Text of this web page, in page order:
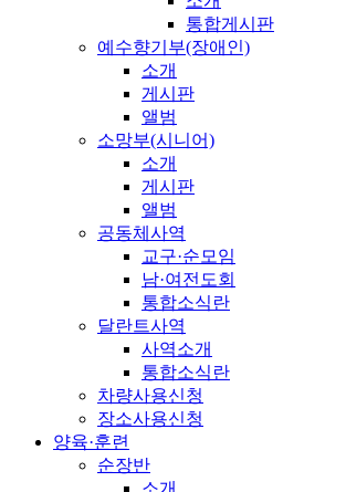
통합게시판
예수향기부(장애인)
소개
게시판
앨범
소망부(시니어)
소개
게시판
앨범
공동체사역
교구·순모임
남·여전도회
통합소식란
달란트사역
사역소개
통합소식란
차량사용신청
장소사용신청
양육·훈련
순장반
소개